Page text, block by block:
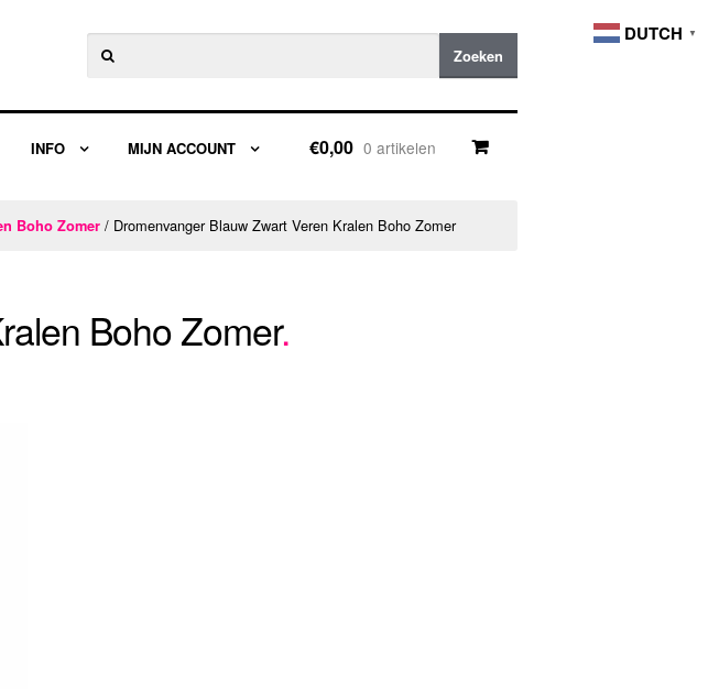
naar:
Zoeken
INFO MIJN ACCOUNT €0,00 0 artikelen
Boho Zomer / Dromenvanger Blauw Zwart Veren Kralen Boho Zomer
Boho Zomer
DUTCH ▼